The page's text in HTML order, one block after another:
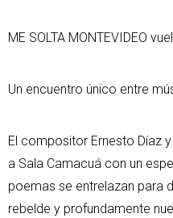
ME SOLTA MONTEVIDEO
Un encuentro único entre
El compositor Ernesto Díaz
a Sala Camacuá con un
poemas se entrelazan para
rebelde y profundamente